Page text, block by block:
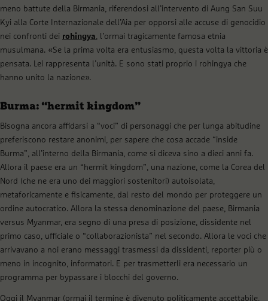
meno battute della Birmania, riferendosi all’intervento di Aung San Suu
Kyi alla Corte Internazionale dell’Aia per opporsi alle accuse di genocidio
nei confronti dei rohingya, l’ormai tragicamente famosa etnia
musulmana. «Se la prima volta era entusiasmo, questa volta la vittoria è
pensata. Lei rappresenta l’unità. E sono stati proprio i rohingya che
hanno unito la nazione».
Burma: “hermit kingdom”
Bisogna ancora affidarsi a “voci” di personaggi che per lunga abitudine
preferiscono restare anonimi, per sapere che cosa accade “inside
Burma”, all’interno della Birmania, come si diceva sino a dieci anni fa.
Allora il paese era un “hermit kingdom”, una nazione, come la Corea del
Nord (che ne era uno dei maggiori sostenitori) autoisolata,
metaforicamente e fisicamente, dal resto del mondo per proteggere un
ordine autocratico. Allora la stessa denominazione del paese, Birmania
versus Myanmar, era segno di una presa di posizione, dissidente nel
primo caso, ufficiale o “collaborazionista” nel secondo. Allora le voci che
arrivavano a noi erano messaggi trasmessi da dissidenti, reporter più o
meno in incognito, informatori. E per trasmetterli era necessario un
programma per bypassare i blocchi del governo.
Oggi il Myanmar (ormai il termine è divenuto politicamente accettabile,